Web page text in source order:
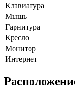
Клавиатура
Мышь
Гарнитура
Кресло
Монитор
Интернет